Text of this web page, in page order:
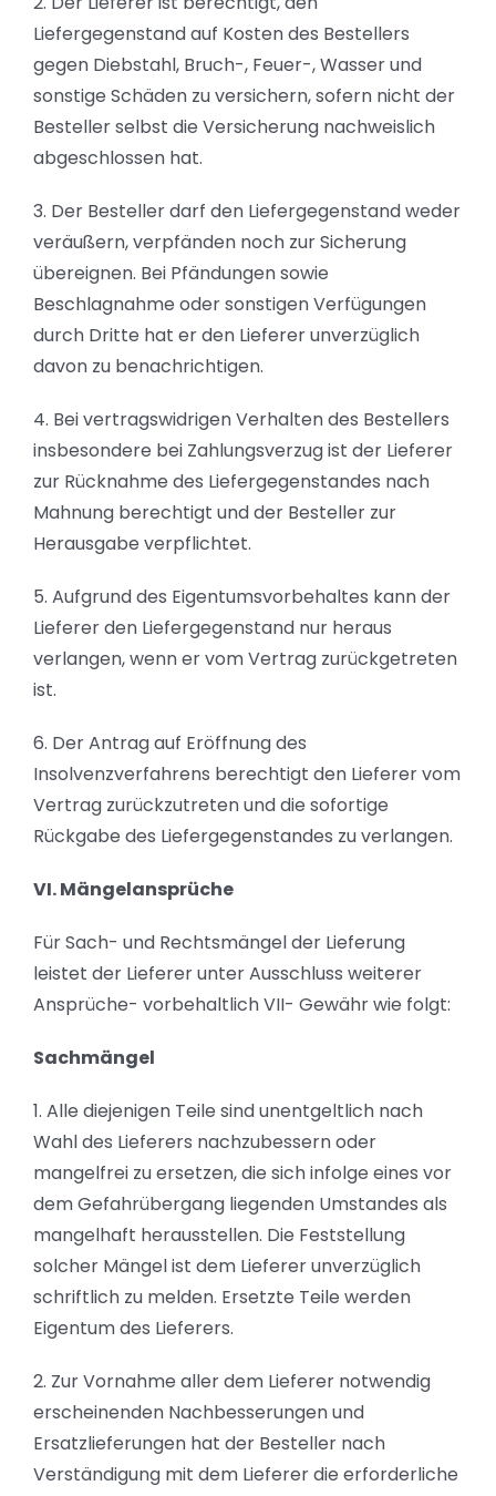
Liefergegenstand auf Kosten des Bestellers
gegen Diebstahl, Bruch-, Feuer-, Wasser und
sonstige Schäden zu versichern, sofern nicht der
Besteller selbst die Versicherung nachweislich
abgeschlossen hat.
3. Der Besteller darf den Liefergegenstand weder
veräußern, verpfänden noch zur Sicherung
übereignen. Bei Pfändungen sowie
Beschlagnahme oder sonstigen Verfügungen
durch Dritte hat er den Lieferer unverzüglich
davon zu benachrichtigen.
4. Bei vertragswidrigen Verhalten des Bestellers
insbesondere bei Zahlungsverzug ist der Lieferer
zur Rücknahme des Liefergegenstandes nach
Mahnung berechtigt und der Besteller zur
Herausgabe verpflichtet.
5. Aufgrund des Eigentumsvorbehaltes kann der
Lieferer den Liefergegenstand nur heraus
verlangen, wenn er vom Vertrag zurückgetreten
ist.
6. Der Antrag auf Eröffnung des
Insolvenzverfahrens berechtigt den Lieferer vom
Vertrag zurückzutreten und die sofortige
Rückgabe des Liefergegenstandes zu verlangen.
VI. Mängelansprüche
Für Sach- und Rechtsmängel der Lieferung
leistet der Lieferer unter Ausschluss weiterer
Ansprüche- vorbehaltlich VII- Gewähr wie folgt:
Sachmängel
1. Alle diejenigen Teile sind unentgeltlich nach
Wahl des Lieferers nachzubessern oder
mangelfrei zu ersetzen, die sich infolge eines vor
dem Gefahrübergang liegenden Umstandes als
mangelhaft herausstellen. Die Feststellung
solcher Mängel ist dem Lieferer unverzüglich
schriftlich zu melden. Ersetzte Teile werden
Eigentum des Lieferers.
2. Zur Vornahme aller dem Lieferer notwendig
erscheinenden Nachbesserungen und
Ersatzlieferungen hat der Besteller nach
Verständigung mit dem Lieferer die erforderliche